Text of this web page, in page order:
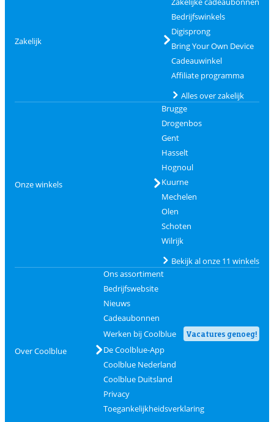
Zakelijk
Bedrijfswinkels
Digisprong
Bring Your Own Device
Cadeauwinkel
Affiliate programma
Alles over zakelijk
Onze winkels
Brugge
Drogenbos
Gent
Hasselt
Hognoul
Kuurne
Mechelen
Olen
Schoten
Wilrijk
Bekijk al onze 11 winkels
Over Coolblue
Ons assortiment
Bedrijfswebsite
Nieuws
Cadeaubonnen
Werken bij Coolblue
Vacatures genoeg!
De Coolblue-App
Coolblue Nederland
Coolblue Duitsland
Privacy
Toegankelijkheidsverklaring